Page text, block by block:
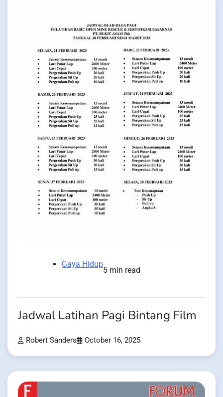
Gaya Hidup
5 min read
Jadwal Latihan Pagi Bintang Film
Robert Sanders October 16, 2025